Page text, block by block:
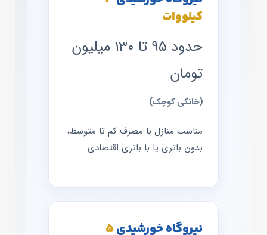
کیلووات
حدود ۹۵ تا ۱۳۰ میلیون
تومان
(خانگی کوچک)
مناسب منازل با مصرف کم تا متوسط،
بدون باتری یا با باتری اقتصادی.
نیروگاه خورشیدی۵